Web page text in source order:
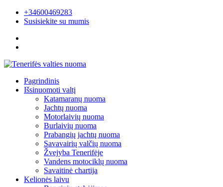
+34600469283
Susisiekite su mumis
Pagrindinis
Išsinuomoti valtį
Katamaranų nuoma
Jachtų nuoma
Motorlaivių nuoma
Burlaivių nuoma
Prabangių jachtų nuoma
Savavairių valčių nuoma
Žvejyba Tenerifėje
Vandens motociklų nuoma
Savaitinė chartija
Kelionės laivu